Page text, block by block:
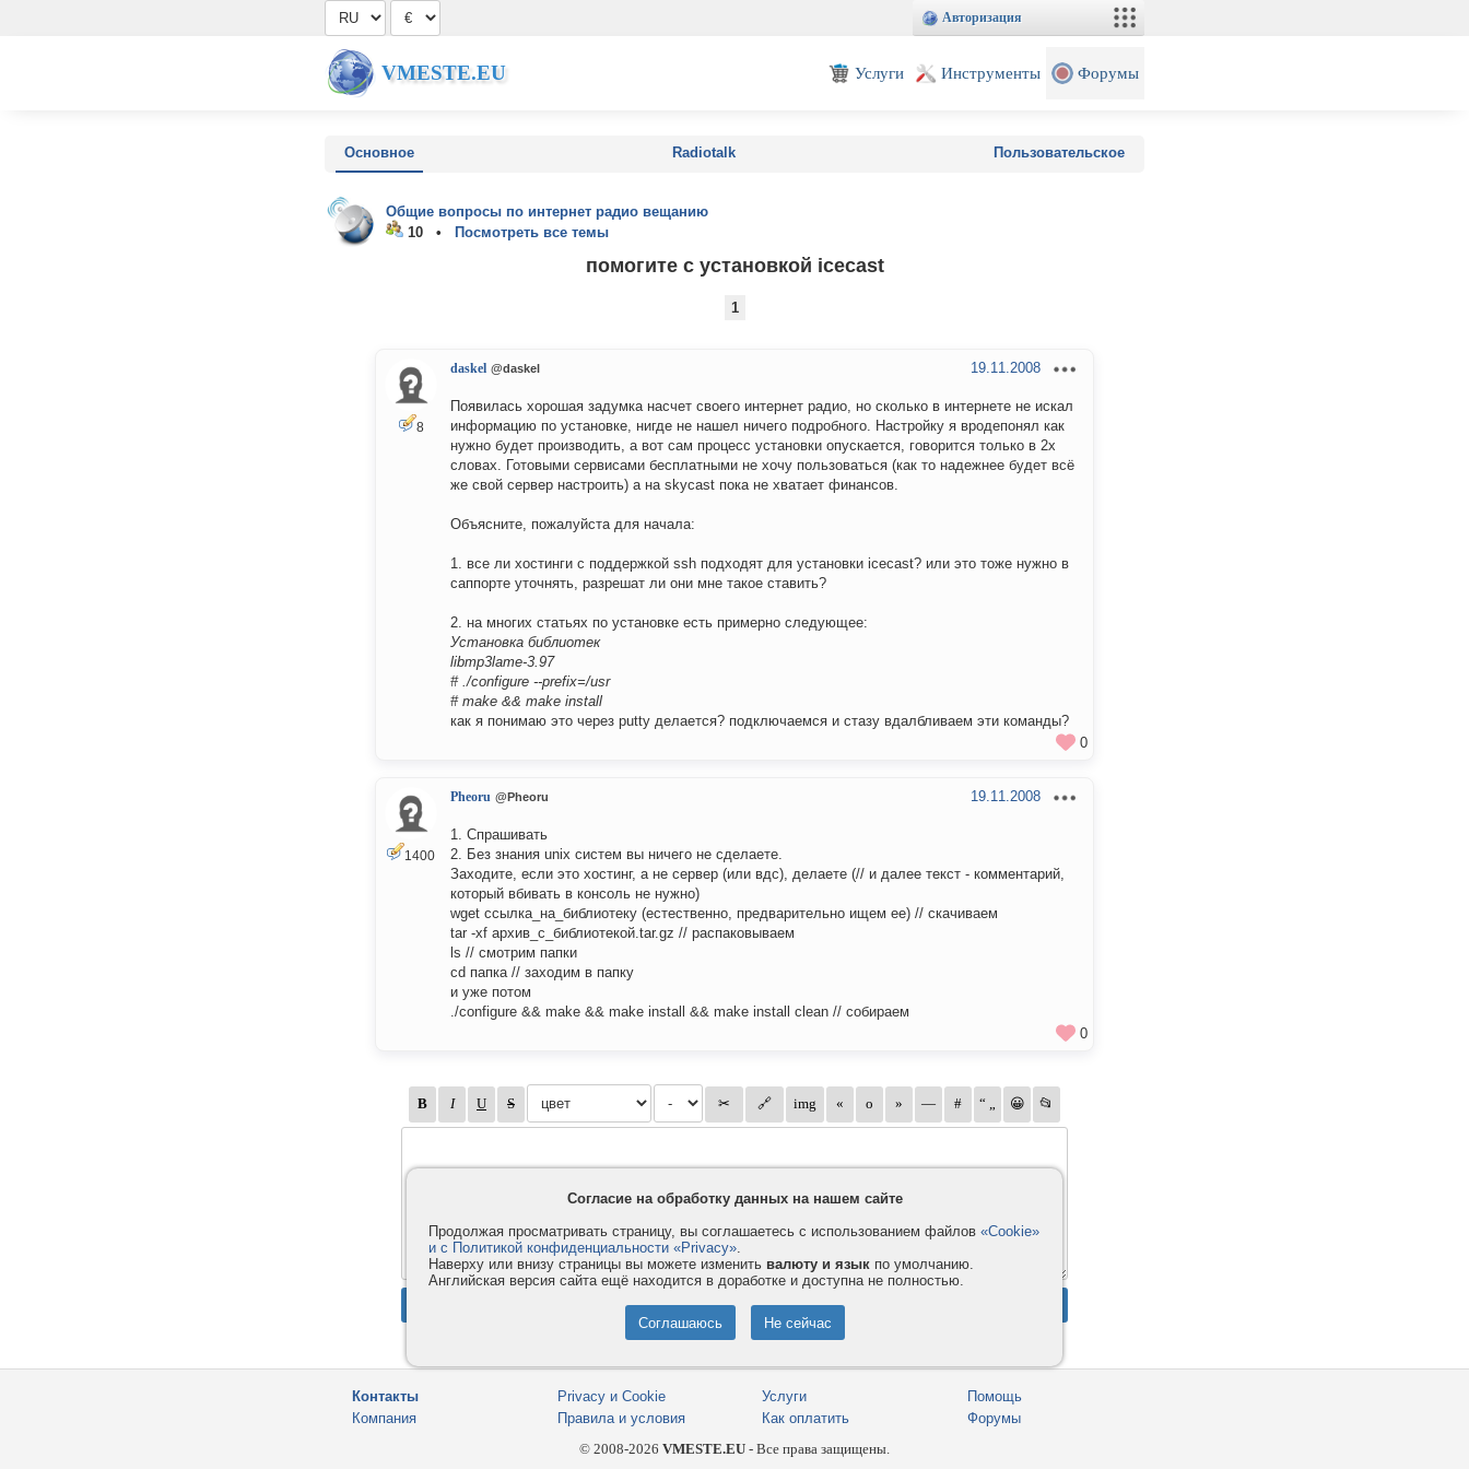
Авторизация
VMESTE.EU Услуги Инструменты Форумы
Основное Radiotalk Пользовательское
Общие вопросы по интернет радио вещанию
10 •
Посмотреть все темы
помогите с установкой icecast
1
8
daskel @daskel 19.11.2008
Появилась хорошая задумка насчет своего интернет радио, но сколько в интернете не искал
информацию по установке, нигде не нашел ничего подробного. Настройку я вродепонял как
нужно будет производить, а вот сам процесс установки опускается, говорится только в 2х
словах. Готовыми сервисами бесплатными не хочу пользоваться (как то надежнее будет всё
же свой сервер настроить) а на skycast пока не хватает финансов.
Объясните, пожалуйста для начала:
1. все ли хостинги с поддержкой ssh подходят для установки icecast? или это тоже нужно в
саппорте уточнять, разрешат ли они мне такое ставить?
2. на многих статьях по установке есть примерно следующее:
Установка библиотек
libmp3lame-3.97
# ./configure --prefix=/usr
# make && make install
как я понимаю это через putty делается? подключаемся и стазу вдалбливаем эти команды?
0
1400
Pheoru @Pheoru 19.11.2008
1. Спрашивать
2. Без знания unix систем вы ничего не сделаете.
Заходите, если это хостинг, а не сервер (или вдс), делаете (// и далее текст - комментарий,
который вбивать в консоль не нужно)
wget ссылка_на_библиотеку (естественно, предварительно ищем ее) // скачиваем
tar -xf архив_с_библиотекой.tar.gz // распаковываем
ls // смотрим папки
cd папка // заходим в папку
и уже потом
./configure && make && make install && make install clean // собираем
0
Контакты
Компания
Privacy и Cookie
Правила и условия
Услуги
Как оплатить
Помощь
Форумы
© 2008-2026 VMESTE.EU - Все права защищены.
Согласие на обработку данных на нашем сайте
Продолжая просматривать страницу, вы соглашаетесь с использованием файлов «Cookie»
и с Политикой конфиденциальности «Privacy».
Наверху или внизу страницы вы можете изменить валюту и язык по умолчанию.
Английская версия сайта ещё находится в доработке и доступна не полностью.